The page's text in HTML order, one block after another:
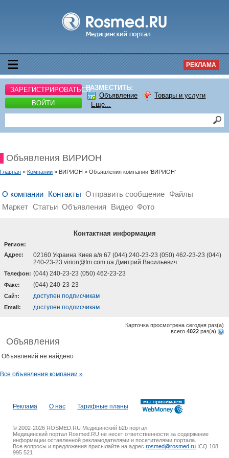
РЕКЛАМА
ЗАРЕГИСТРИРОВАТЬСЯ
ВОЙТИ
РАЗМЕСТИТЬ:
Объявление
Товары и услуги
Еще...
Объявления ВИРИОН
Главная » Компании » ВИРИОН » Объявления компании 'ВИРИОН'
О компании Контакты Отправить сообщение Файлы
Маркет Статьи Объявления Видео Фото
Контактная информация
Регион:
Адрес:
02160 Украина Киев а/я 67 (044) 240-23-23 (050) 462-23-23 (044)
240-23-23 virion@fm.com.ua Дмитрий Васильевич
Телефон: (044) 240-23-23 (050) 462-23-23
Факс: (044) 240-23-23
Cайт: доступен подписчикам
Email: доступен подписчикам
Карточка просмотрена сегодня раз(a)
всего 4022 раз(a)
Объявления
Объявлений не найдено
Все объявления компании »
Реклама О нас Тарифные планы
© 2002-2026 ROSMED.RU Медицинский b2b портал
Медицинский портал Rosmed.RU не несет ответственности за содержание
информации оставленной рекламодателями и посетителями портала.
Все вопросы и предложения присылайте на адрес rosmed@rosmed.ru ICQ 108
995 521